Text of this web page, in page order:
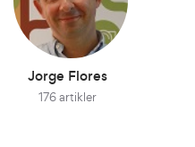
Jorge Flores
176 artikler